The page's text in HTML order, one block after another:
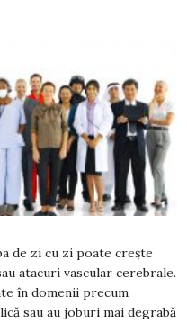
de zi cu zi poate creşte
atacuri vascular cerebrale.
în domenii precum
sau au joburi mai degrabă